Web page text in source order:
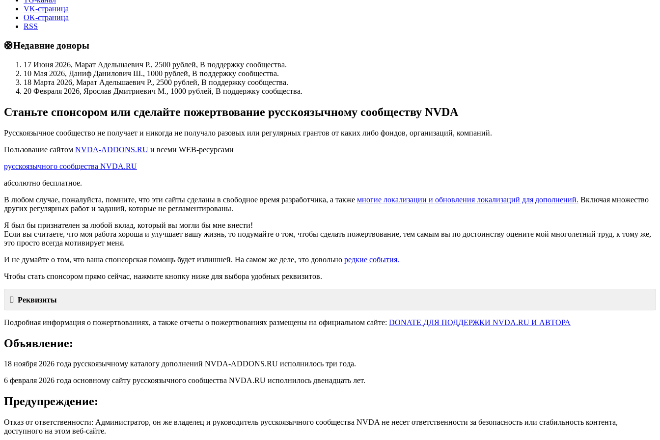
VK-страница
OK-страница
RSS
🛟Недавние доноры
17 Июня 2026, Марат Адельшаевич Р., 2500 рублей, В поддержку сообщества.
10 Мая 2026, Даниф Данилович Ш., 1000 рублей, В поддержку сообщества.
18 Марта 2026, Марат Адельшаевич Р., 2500 рублей, В поддержку сообщества.
20 Февраля 2026, Ярослав Дмитриевич М., 1000 рублей, В поддержку сообщества.
Станьте спонсором или сделайте пожертвование русскоязычному сообществу NVDA
Русскоязычное сообщество не получает и никогда не получало разовых или регулярных грантов от каких либо фондов, организаций, компаний.
Пользование сайтом NVDA-ADDONS.RU и всеми WEB-ресурсами
русскоязычного сообщества NVDA.RU
абсолютно бесплатное.
В любом случае, пожалуйста, помните, что эти сайты сделаны в свободное время разработчика, а также многие локализации и обновления локализаций для дополнений. Включая множество
других регулярных работ и заданий, которые не регламентированы.
Я был бы признателен за любой вклад, который вы могли бы мне внести!
Если вы считаете, что моя работа хороша и улучшает вашу жизнь, то подумайте о том, чтобы сделать пожертвование, тем самым вы по достоинству оцените мой многолетний труд, к тому же,
это просто всегда мотивирует меня.
И не думайте о том, что ваша спонсорская помощь будет излишней. На самом же деле, это довольно редкие события.
Чтобы стать спонсором прямо сейчас, нажмите кнопку ниже для выбора удобных реквизитов.
Реквизиты
Подробная информация о пожертвованиях, а также отчеты о пожертвованиях размещены на официальном сайте: DONATE ДЛЯ ПОДДЕРЖКИ NVDA.RU И АВТОРА
Объявление:
18 ноября 2026 года русскоязычному каталогу дополнений NVDA-ADDONS.RU исполнилось три года.
6 февраля 2026 года основному сайту русскоязычного сообщества NVDA.RU исполнилось двенадцать лет.
Предупреждение:
Отказ от ответственности: Администратор, он же владелец и руководитель русскоязычного сообщества NVDA не несет ответственности за безопасность или стабильность контента,
доступного на этом веб-сайте.